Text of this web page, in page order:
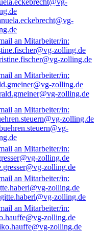
zolling.de
zolling.de
zolling.de
zolling.de
zolling.de